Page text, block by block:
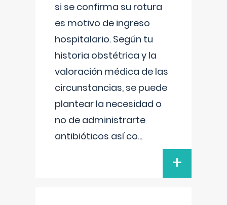
si se confirma su rotura
es motivo de ingreso
hospitalario. Según tu
historia obstétrica y la
valoración médica de las
circunstancias, se puede
plantear la necesidad o
no de administrarte
antibióticos así co...
+